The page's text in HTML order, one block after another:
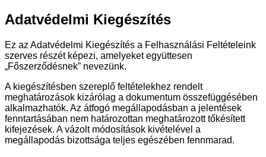
Adatvédelmi Kiegészítés
Ez az Adatvédelmi Kiegészítés a Felhasználási Feltételeink
szerves részét képezi, amelyeket együttesen
„Főszerződésnek” nevezünk.
A kiegészítésben szereplő feltételekhez rendelt
meghatározások kizárólag a dokumentum összefüggésében
alkalmazhatók. Az átfogó megállapodásban a jelentések
fenntartásában nem határozottan meghatározott tőkésített
kifejezések. A vázolt módosítások kivételével a
megállapodás bizottsága teljes egészében fennmarad.